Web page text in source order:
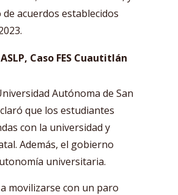
acuerdos establecidos
Caso FES Cuautitlán
Autónoma de San
que los estudiantes
con la universidad y
Además, el gobierno
universitaria.
movilizarse con un paro